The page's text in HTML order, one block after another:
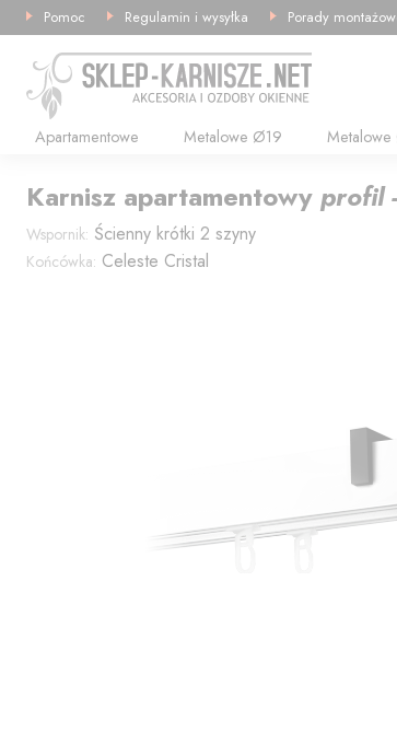
Apartamentowe Metalowe Ø19
Pomoc Regulamin i wysyłka Porady
Karnisz apartamentowy profil
Wspornik: Ścienny krótki 2 szyny
Końcówka: Celeste Cristal